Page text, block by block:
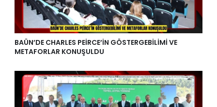
BAÜN’DE CHARLES PEİRCE’İN GÖSTERGEBİLİMİ VE
METAFORLAR KONUŞULDU